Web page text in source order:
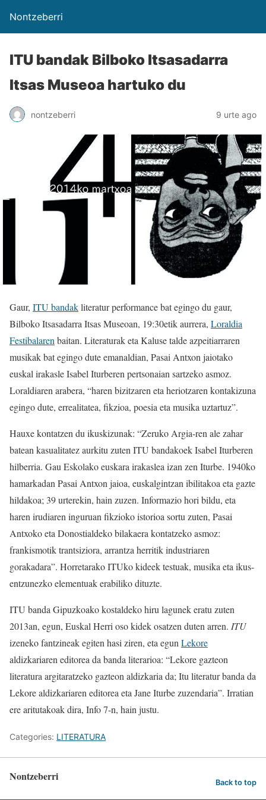
Nontzeberri
ITU bandak Bilboko Itsasadarra
Itsas Museoa hartuko du
nontzeberri 9 urte ago
Gaur, ITU bandakliteratur performance bat egingo du gaur,
Bilboko Itsasadarra Itsas Museoan, 19:30etik aurrera, Loraldia
Festibalarenbaitan. Literaturak eta Kaluse talde azpeitiarraren
musikak bat egingo dute emanaldian, Pasai Antxon jaiotako
euskal irakasle Isabel Iturberen pertsonaian sartzeko asmoz.
Loraldiaren arabera, “haren bizitzaren eta heriotzaren kontakizuna
egingo dute, errealitatea, fikzioa, poesia eta musika uztartuz”.
Hauxe kontatzen du ikuskizunak: “Zeruko Argia-ren ale zahar
batean kasualitatez aurkitu zuten ITU bandakoek Isabel Iturberen
hilberria. Gau Eskolako euskara irakaslea izan zen Iturbe. 1940ko
hamarkadan Pasai Antxon jaioa, euskalgintzan ibilitakoa eta gazte
hildakoa; 39 urterekin, hain zuzen. Informazio hori bildu, eta
haren irudiaren inguruan fikzioko istorioa sortu zuten, Pasai
Antxoko eta Donostialdeko bilakaera kontatzeko asmoz:
frankismotik trantsiziora, arrantza herritik industriaren
gorakadara”. Horretarako ITUko kideek testuak, musika eta ikus-
entzunezko elementuak erabiliko dituzte.
ITU banda Gipuzkoako kostaldeko hiru lagunek eratu zuten
2013an, egun, Euskal Herri oso kidek osatzen duten arren. ITU
izeneko fantzineak egiten hasi ziren, eta egunLekore
aldizkariaren editorea da banda literarioa: “Lekore gazteon
literatura argitaratzeko gazteon aldizkaria da; Itu literatur banda da
Lekore aldizkariaren editorea eta Jane Iturbe zuzendaria”. Irratian
ere aritutakoak dira, Info 7-n, hain justu.
Categories: LITERATURA
Nontzeberri Back to top